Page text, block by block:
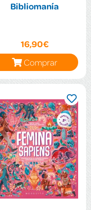
Bibliomanía
16,90€
Comprar